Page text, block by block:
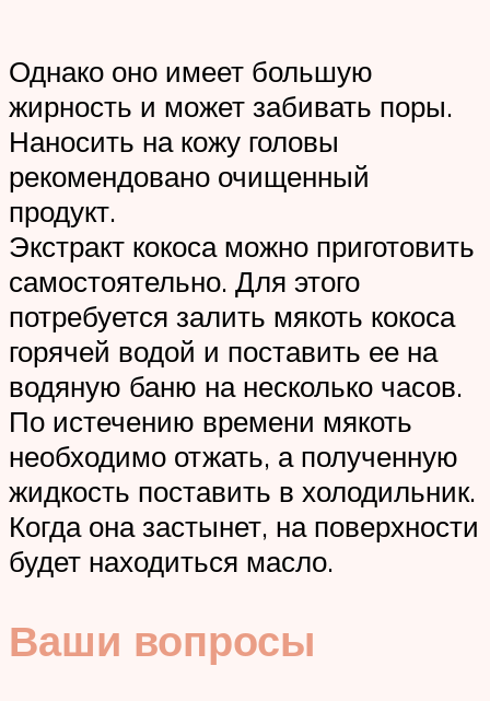
Однако оно имеет большую
жирность и может забивать поры.
Наносить на кожу головы
рекомендовано очищенный
продукт.
Экстракт кокоса можно приготовить
самостоятельно. Для этого
потребуется залить мякоть кокоса
горячей водой и поставить ее на
водяную баню на несколько часов.
По истечению времени мякоть
необходимо отжать, а полученную
жидкость поставить в холодильник.
Когда она застынет, на поверхности
будет находиться масло.
Ваши вопросы